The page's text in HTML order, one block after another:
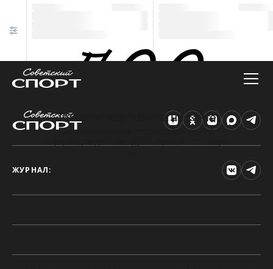
Техническая ошибка на сайте
Произошла ошибка. Чтобы найти нужную
ЖУРНАЛ: